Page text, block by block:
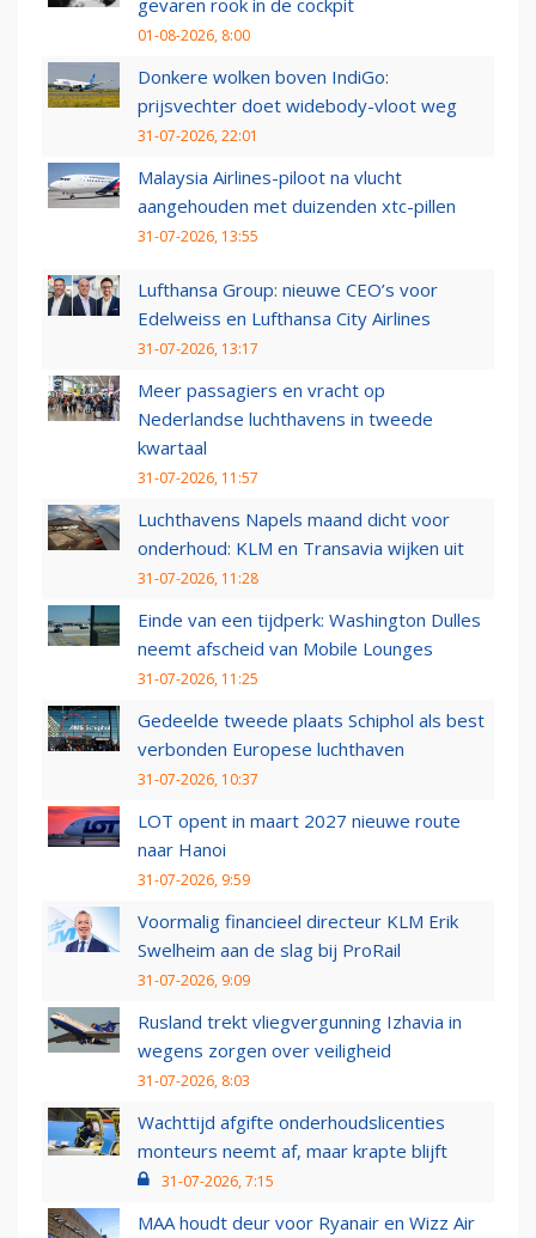
gevaren rook in de cockpit
01-08-2026, 8:00
Donkere wolken boven IndiGo:
prijsvechter doet widebody-vloot weg
31-07-2026, 22:01
Malaysia Airlines-piloot na vlucht
aangehouden met duizenden xtc-pillen
31-07-2026, 13:55
Lufthansa Group: nieuwe CEO’s voor
Edelweiss en Lufthansa City Airlines
31-07-2026, 13:17
Meer passagiers en vracht op
Nederlandse luchthavens in tweede
kwartaal
31-07-2026, 11:57
Luchthavens Napels maand dicht voor
onderhoud: KLM en Transavia wijken uit
31-07-2026, 11:28
Einde van een tijdperk: Washington Dulles
neemt afscheid van Mobile Lounges
31-07-2026, 11:25
Gedeelde tweede plaats Schiphol als best
verbonden Europese luchthaven
31-07-2026, 10:37
LOT opent in maart 2027 nieuwe route
naar Hanoi
31-07-2026, 9:59
Voormalig financieel directeur KLM Erik
Swelheim aan de slag bij ProRail
31-07-2026, 9:09
Rusland trekt vliegvergunning Izhavia in
wegens zorgen over veiligheid
31-07-2026, 8:03
Wachttijd afgifte onderhoudslicenties
monteurs neemt af, maar krapte blijft
31-07-2026, 7:15
MAA houdt deur voor Ryanair en Wizz Air